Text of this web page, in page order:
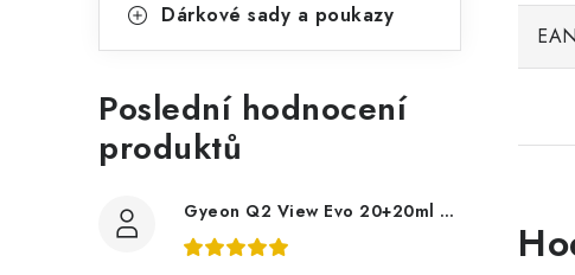
Dárkové sady a poukazy
Poslední hodnocení
produktů
Gyeon Q2 View Evo 20+20ml nanopovlak na okna
EAN